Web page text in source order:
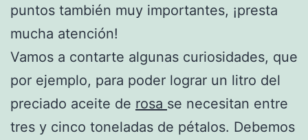
puntos también muy importantes, ¡presta
mucha atención!
Vamos a contarte algunas curiosidades, que
por ejemplo, para poder lograr un litro del
preciado aceite de rosa se necesitan entre
tres y cinco toneladas de pétalos. Debemos